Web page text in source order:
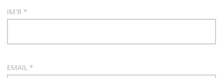
ІМ'Я *
EMAIL *